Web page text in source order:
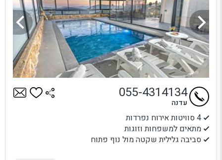
4 סוויטות אירוח נפרדות
מתאים למשפחות וזוגות
סביבה גלילית שקטה מול נוף פתוח
055-4314134
עדנה